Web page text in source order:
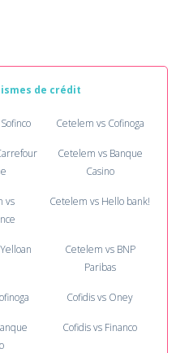
de crédit
Cetelem vs Cofinoga
Cetelem vs Banque
Casino
vs
Cetelem vs Hello bank!
Cetelem vs BNP
Paribas
Cofidis vs Oney
Cofidis vs Financo